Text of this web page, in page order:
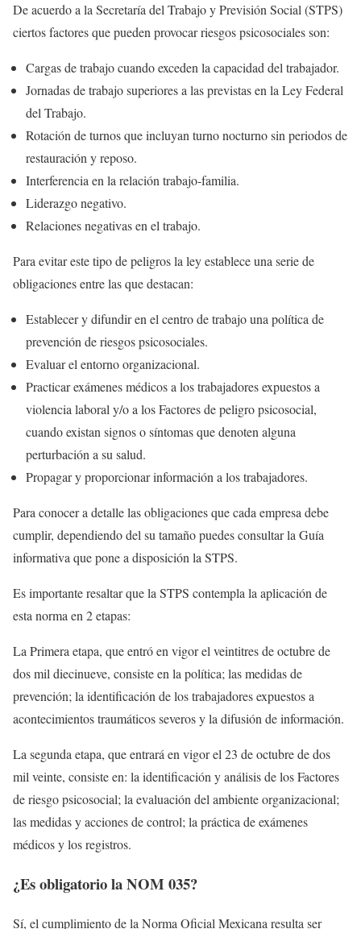
De acuerdo a la Secretaría del Trabajo y Previsión Social (STPS)
ciertos factores que pueden provocar riesgos psicosociales son:
Cargas de trabajo cuando exceden la capacidad del trabajador.
Jornadas de trabajo superiores a las previstas en la Ley Federal
del Trabajo.
Rotación de turnos que incluyan turno nocturno sin periodos de
restauración y reposo.
Interferencia en la relación trabajo-familia.
Liderazgo negativo.
Relaciones negativas en el trabajo.
Para evitar este tipo de peligros la ley establece una serie de
obligaciones entre las que destacan:
Establecer y difundir en el centro de trabajo una política de
prevención de riesgos psicosociales.
Evaluar el entorno organizacional.
Practicar exámenes médicos a los trabajadores expuestos a
violencia laboral y/o a los Factores de peligro psicosocial,
cuando existan signos o síntomas que denoten alguna
perturbación a su salud.
Propagar y proporcionar información a los trabajadores.
Para conocer a detalle las obligaciones que cada empresa debe
cumplir, dependiendo del su tamaño puedes consultar la Guía
informativa que pone a disposición la STPS.
Es importante resaltar que la STPS contempla la aplicación de
esta norma en 2 etapas:
La Primera etapa, que entró en vigor el veintitres de octubre de
dos mil diecinueve, consiste en la política; las medidas de
prevención; la identificación de los trabajadores expuestos a
acontecimientos traumáticos severos y la difusión de información.
La segunda etapa, que entrará en vigor el 23 de octubre de dos
mil veinte, consiste en: la identificación y análisis de los Factores
de riesgo psicosocial; la evaluación del ambiente organizacional;
las medidas y acciones de control; la práctica de exámenes
médicos y los registros.
¿Es obligatorio la NOM 035?
Sí, el cumplimiento de la Norma Oficial Mexicana resulta ser